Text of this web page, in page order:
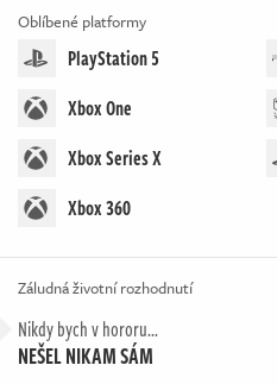
Oblíbené platformy
PlayStation 5
Xbox One
Xbox Series X
Xbox 360
Záludná životní rozhodnutí
Nikdy bych v hororu…
NEŠEL NIKAM SÁM